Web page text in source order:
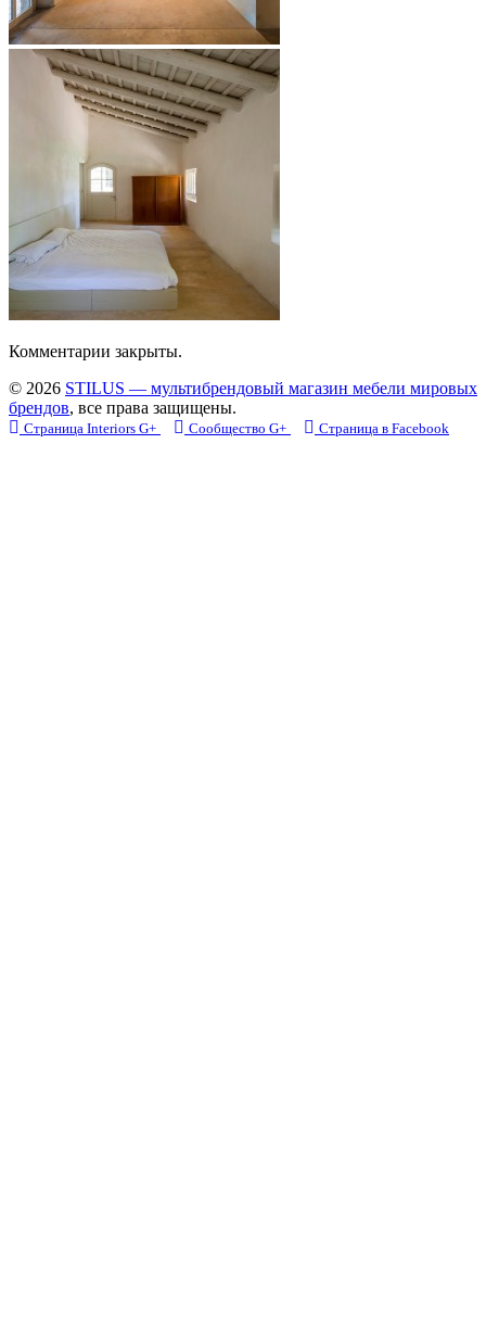
Комментарии закрыты.
© 2026 STILUS — мультибрендовый магазин мебели мировых
брендов, все права защищены.
Страница Interiors G+ Сообщество G+ Страница в Facebook